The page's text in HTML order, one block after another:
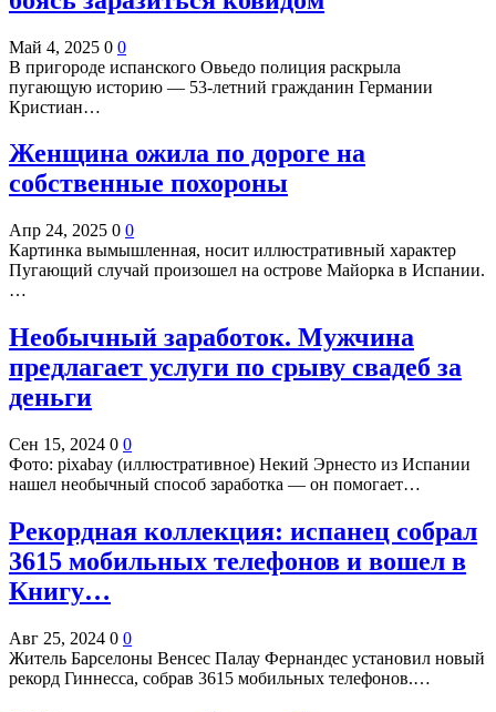
Май 4, 2025 0 0
В пригороде испанского Овьедо полиция раскрыла
пугающую историю — 53-летний гражданин Германии
Кристиан…
Женщина ожила по дороге на
собственные похороны
Апр 24, 2025 0 0
Картинка вымышленная, носит иллюстративный характер
Пугающий случай произошел на острове Майорка в Испании.
…
Необычный заработок. Мужчина
предлагает услуги по срыву свадеб за
деньги
Сен 15, 2024 0 0
Фото: pixabay (иллюстративное) Некий Эрнесто из Испании
нашел необычный способ заработка — он помогает…
Рекордная коллекция: испанец собрал
3615 мобильных телефонов и вошел в
Книгу…
Авг 25, 2024 0 0
Житель Барселоны Венсес Палау Фернандес установил новый
рекорд Гиннесса, собрав 3615 мобильных телефонов.…